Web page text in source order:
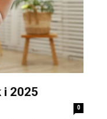
i 2025
0